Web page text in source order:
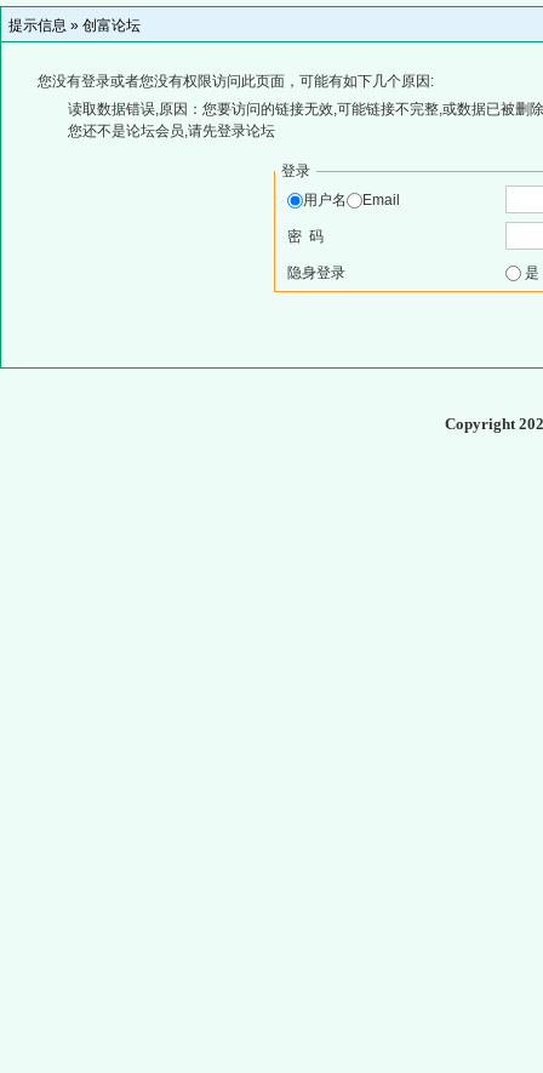
提示信息 » 创富论坛
您没有登录或者您没有权限访问此页面，可能有如下几个原因:
读取数据错误,原因：您要访问的链接无效,可能链接不完整,或数据已被删
您还不是论坛会员,请先登录论坛
登录
用户名
Email
密 码
隐身登录
Copyright